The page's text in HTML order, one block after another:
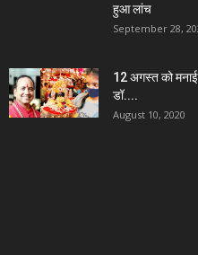
हुआ लांच
September 28,
12 अगस्त को मनाई
डॉ....
August 10, 2020